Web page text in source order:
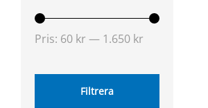
Filtrera
Pris: 60 kr — 1.650 kr